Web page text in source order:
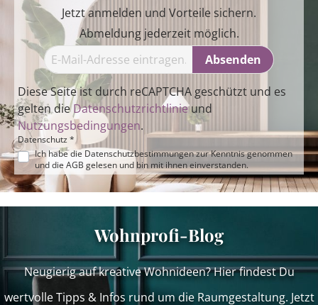
Jetzt anmelden und Vorteile sichern.
Abmeldung jederzeit möglich.
Absenden
Diese Seite ist durch reCAPTCHA geschützt und es
gelten dieDatenschutzrichtlinieund
Nutzungsbedingungen.
Datenschutz *
Ich habe die Datenschutzbestimmungenzur Kenntnis genommen
und die AGB gelesen und bin mit ihnen einverstanden.
Wohnprofi-Blog
Neugierig auf kreative Wohnideen? Hier findest Du
wertvolle Tipps & Infos rund um die Raumgestaltung. Jetzt